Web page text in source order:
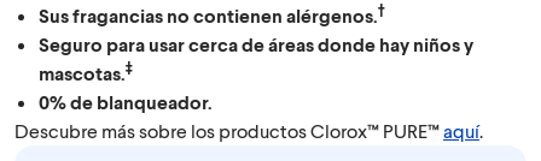
Sus fragancias no contienen alérgenos.†
Seguro para usar cerca de áreas donde hay niños y
mascotas.‡
0% de blanqueador.
Descubre más sobre los productos Clorox™ PURE™aquí.